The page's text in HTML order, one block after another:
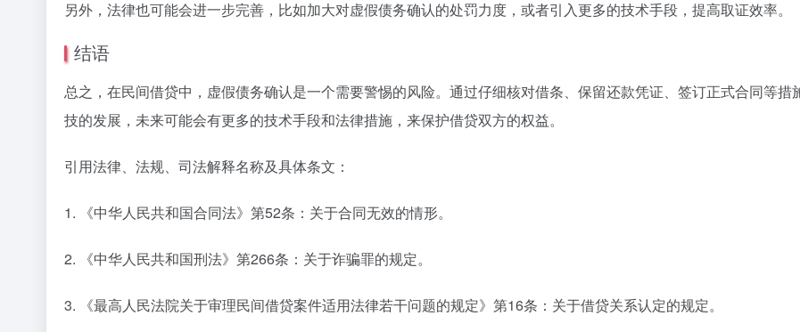
另外，法律也可能会进一步完善，比如加大对虚假债务确认的处罚力度，或者引入更多的技术手段，提高取证效率。
结语
总之，在民间借贷中，虚假债务确认是一个需要警惕的风险。通过仔细核对借条、保留还款凭证、签订正式合同等
技的发展，未来可能会有更多的技术手段和法律措施，来保护借贷双方的权益。
引用法律、法规、司法解释名称及具体条文：
1. 《中华人民共和国合同法》第52条：关于合同无效的情形。
2. 《中华人民共和国刑法》第266条：关于诈骗罪的规定。
3. 《最高人民法院关于审理民间借贷案件适用法律若干问题的规定》第16条：关于借贷关系认定的规定。